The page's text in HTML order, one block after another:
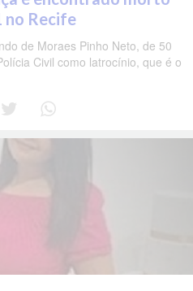
no Recife
de Moraes Pinho Neto, de 50
Civil como latrocínio, que é o